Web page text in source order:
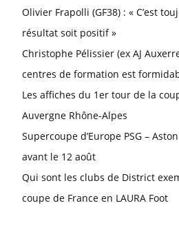
Olivier Frapolli (GF38) : « C’est
résultat soit positif »
Christophe Pélissier (ex AJ
centres de formation est
Les affiches du 1er tour de la
Auvergne Rhône-Alpes
Supercoupe d’Europe PSG –
avant le 12 août
Qui sont les clubs de District
coupe de France en LAURA Foot